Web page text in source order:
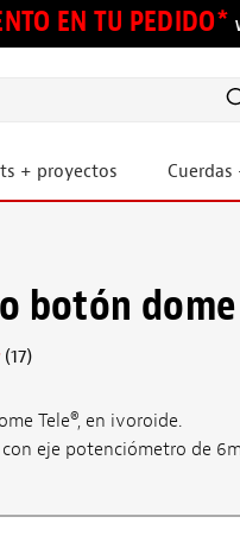
EN TU PEDIDO*
+ proyectos Cuerdas
botón
(17)
Tele®, en ivoroide.
eje potenciómetro de